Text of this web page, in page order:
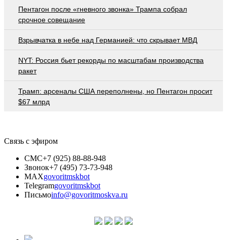
Пентагон после «гневного звонка» Трампа собрал
срочное совещание
Взрывчатка в небе над Германией: что скрывает МВД
NYT: Россия бьет рекорды по масштабам производства
ракет
Трамп: арсеналы США переполнены, но Пентагон просит
$67 млрд
Связь с эфиром
СМС+7 (925) 88-88-948
Звонок+7 (495) 73-73-948
MAXgovoritmskbot
Telegramgovoritmskbot
Письмоinfo@govoritmoskva.ru